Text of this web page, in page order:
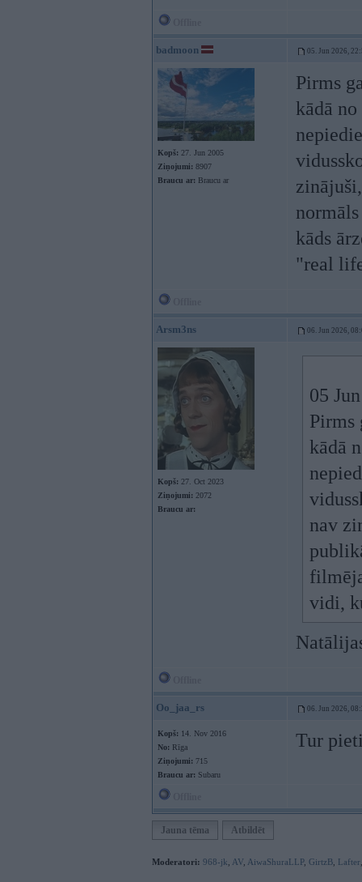
badmoon 05. Jun 2026,
Kopš: 27. Jun 2005
Ziņojumi: 8907
Braucu ar: Braucu ar
Pirms
kādā
kāds
"real
Arsm3ns 06. Jun 2026,
Kopš: 27. Oct 2023
Ziņojumi: 2072
Braucu ar:
05
Pirms
kādā
nav
vidi,
Oo_jaa_rs 06. Jun 2026,
Kopš: 14. Nov 2016
No: Rīga
Ziņojumi: 715
Braucu ar: Subaru
Tur
Jauna tēma Atbildēt
Moderatori: 968-jk AV AiwaShuraLLP, GirtzB Lafter